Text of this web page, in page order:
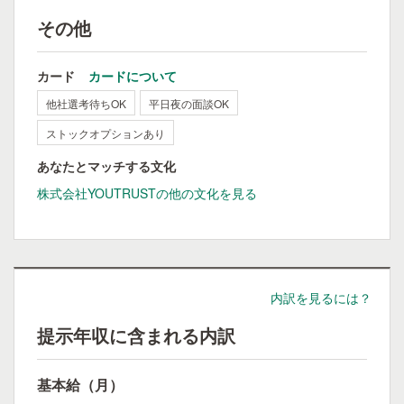
その他
カード カードについて
他社選考待ちOK
平日夜の面談OK
ストックオプションあり
あなたとマッチする文化
株式会社YOUTRUSTの他の文化を見る
内訳を見るには？
提示年収に含まれる内訳
基本給（月）